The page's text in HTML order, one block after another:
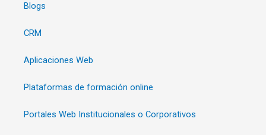
Blogs
CRM
Aplicaciones Web
Plataformas de formación online
Portales Web Institucionales o Corporativos